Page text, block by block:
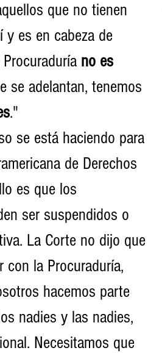
que no tienen
y es en cabeza de
no es
se adelantan, tenemos
."
se está haciendo para
de Derechos
es que los
ser suspendidos o
La Corte no dijo que
con la Procuraduría,
hacemos parte
nadies y las nadies,
Necesitamos que